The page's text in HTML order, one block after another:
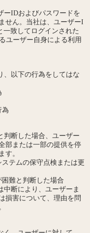
ーIDおよびパスワードを
せん。当社は、ユーザーI
致してログインされた
ユーザー自身による利用
、以下の行為をしてはな
為
判断した場合、ユーザー
部または一部の提供を停
す。
ステムの保守点検または更
困難と判断した場合
中断により、ユーザーま
損害について、理由を問